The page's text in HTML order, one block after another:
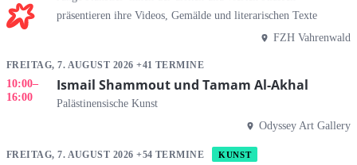
präsentieren ihre Videos, Gemälde und literarischen Texte
FZH Vahrenwald
FREITAG, 7. AUGUST 2026 +41 TERMINE
10:00–
16:00
Ismail Shammout und Tamam Al-Akhal
Palästinensische Kunst
Odyssey Art Gallery
FREITAG, 7. AUGUST 2026 +54 TERMINE KUNST